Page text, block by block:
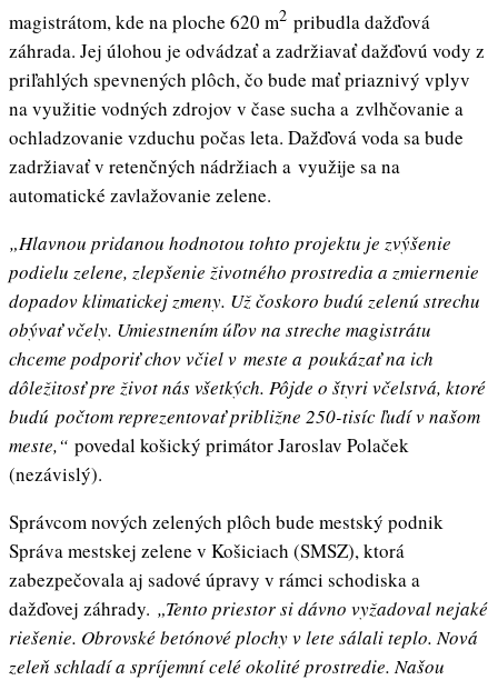
magistrátom, kde na ploche 620 m2 pribudla dažďová
záhrada. Jej úlohou je odvádzať a zadržiavať dažďovú vody z
priľahlých spevnených plôch, čo bude mať priaznivý vplyv
na využitie vodných zdrojov v čase sucha a zvlhčovanie a
ochladzovanie vzduchu počas leta. Dažďová voda sa bude
zadržiavať v retenčných nádržiach a využije sa na
automatické zavlažovanie zelene.
„Hlavnou pridanou hodnotou tohto projektu je zvýšenie
podielu zelene, zlepšenie životného prostredia a zmiernenie
dopadov klimatickej zmeny. Už čoskoro budú zelenú strechu
obývať včely. Umiestnením úľov na streche magistrátu
chceme podporiť chov včiel v meste a poukázať na ich
dôležitosť pre život nás všetkých. Pôjde o štyri včelstvá, ktoré
budú počtom reprezentovať približne 250-tisíc ľudí v našom
meste,“ povedal košický primátor Jaroslav Polaček
(nezávislý).
Správcom nových zelených plôch bude mestský podnik
Správa mestskej zelene v Košiciach (SMSZ), ktorá
zabezpečovala aj sadové úpravy v rámci schodiska a
dažďovej záhrady. „Tento priestor si dávno vyžadoval nejaké
riešenie. Obrovské betónové plochy v lete sálali teplo. Nová
zeleň schladí a spríjemní celé okolité prostredie. Našou